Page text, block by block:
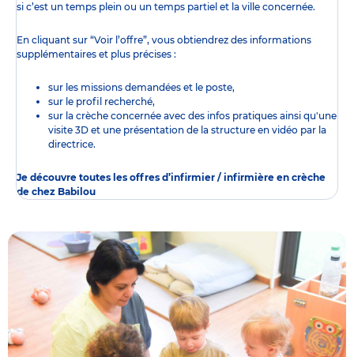
si c’est un temps plein ou un temps partiel et la ville concernée.
En cliquant sur “Voir l’offre”, vous obtiendrez des informations
supplémentaires et plus précises :
sur les missions demandées et le poste,
sur le profil recherché,
sur la crèche concernée avec des infos pratiques ainsi qu'une
visite 3D et une présentation de la structure en vidéo par la
directrice.
Je découvre toutes les offres d’infirmier / infirmière en crèche
de chez Babilou